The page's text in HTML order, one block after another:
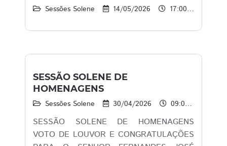
Sessões Solene 14/05/2026 17:00 às 20:00
SESSÃO SOLENE DE
HOMENAGENS
Sessões Solene 30/04/2026 09:00 às 11:00
SESSÃO SOLENE DE HOMENAGENS
VOTO DE LOUVOR E CONGRATULAÇÕES